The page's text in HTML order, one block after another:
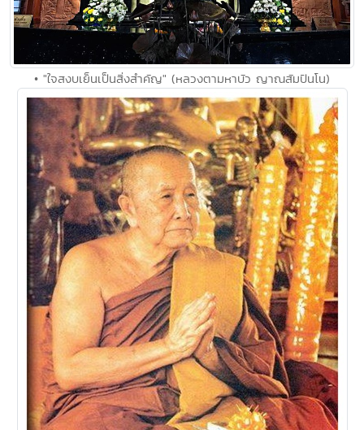
• "ใจสงบเย็นเป็นสิ่งสำคัญ" (หลวงตามหาบัว ญาณสัมปันโน)